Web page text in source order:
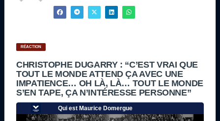
RÉACTION
CHRISTOPHE DUGARRY : “C’EST VRAI QUE
TOUT LE MONDE ATTEND ÇA AVEC UNE
IMPATIENCE… OH LÀ, LÀ… TOUT LE MONDE
S’EN TAPE, ÇA N’INTÉRESSE PERSONNE”